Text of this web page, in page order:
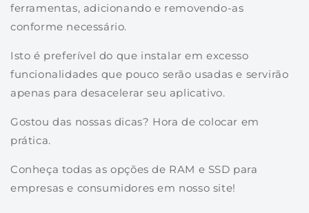
ferramentas, adicionando e removendo-as
conforme necessário.
Isto é preferível do que instalar em excesso
funcionalidades que pouco serão usadas e servirão
apenas para desacelerar seu aplicativo.
Gostou das nossas dicas? Hora de colocar em
prática.
Conheça todas as opções de RAM e SSD para
empresas e consumidores em nosso site!